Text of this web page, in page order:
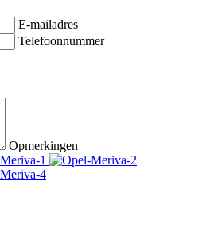
E-mailadres
Telefoonnummer
Opmerkingen